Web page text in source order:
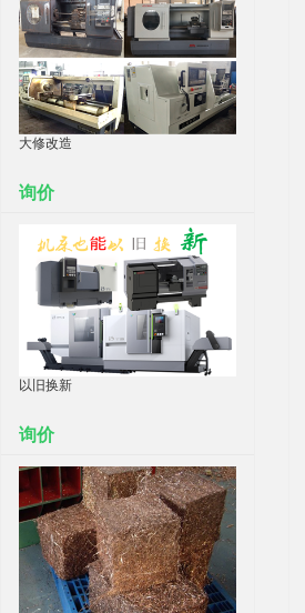
大修改造
询价
以旧换新
询价